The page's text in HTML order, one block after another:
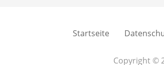
Startseite
Copyright ©